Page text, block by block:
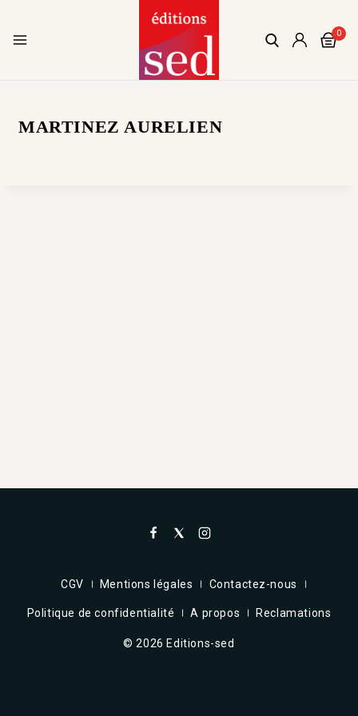
0
MARTINEZ AURELIEN
CGV Mentions légales Contactez-nous
Politique de confidentialité A propos Reclamations
© 2026 Editions-sed